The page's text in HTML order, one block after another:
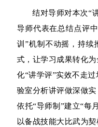
结对导师对本次“
导师代表在总结点评
训”机制不动摇，持续
式，让学习成果转化
化“讲学评”实效不走
验室分析讲评做深做实
依托“导师制”建立“每
以备战技能大比武为